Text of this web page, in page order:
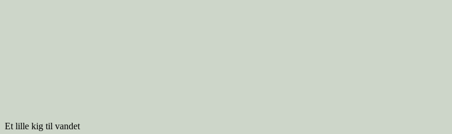
Et lille kig til vandet